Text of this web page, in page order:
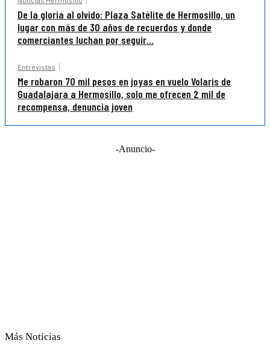
De la gloria al olvido: Plaza Satélite de Hermosillo, un
lugar con más de 30 años de recuerdos y donde
comerciantes luchan por seguir...
Entrevistas
Me robaron 70 mil pesos en joyas en vuelo Volaris de
Guadalajara a Hermosillo, solo me ofrecen 2 mil de
recompensa, denuncia joven
-Anuncio-
Más Noticias